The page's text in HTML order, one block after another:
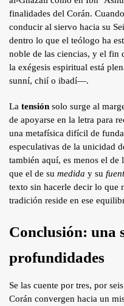
finalidades del Corán.
conducir al siervo hacia su
dentro lo que el teólogo ha
noble de las ciencias, y el fin
la exégesis espiritual está
sunní, chií o ibadí—.
La tensión solo surge al
de apoyarse en la letra para
una metafísica difícil de
especulativas de la unicidad
también aquí, es menos el de
que el de su medida y su
texto sin hacerle decir lo que
tradición reside en ese
Conclusión: una
profundidades
Se las cuente por tres, por
Corán convergen hacia un